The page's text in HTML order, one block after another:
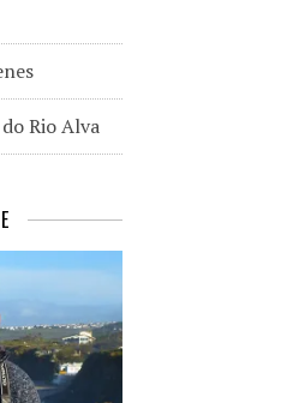
Rio Alva